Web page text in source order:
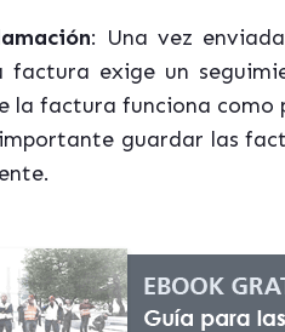
: Una vez
factura exige un
la factura funciona como
guardar las